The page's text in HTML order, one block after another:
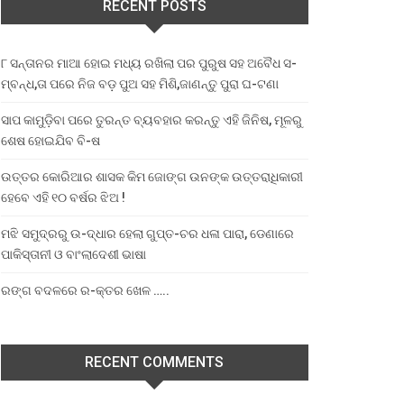
RECENT POSTS
୮ ସନ୍ତାନର ମାଆ ହୋଇ ମଧ୍ୟ ରଖିଲା ପର ପୁରୁଷ ସହ ଅବୈଧ ସ-
ମ୍ବନ୍ଧ,ତା ପରେ ନିଜ ବଡ଼ ପୁଅ ସହ ମିଶି,ଜାଣନ୍ତୁ ପୁରା ଘ-ଟଣା
ସାପ କାମୁଡ଼ିବା ପରେ ତୁରନ୍ତ ବ୍ୟବହାର କରନ୍ତୁ ଏହି ଜିନିଷ, ମୂଳରୁ
ଶେଷ ହୋଇଯିବ ବି-ଷ
ଉତ୍ତର କୋରିଆର ଶାସକ କିମ ଜୋଙ୍ଗ ଉନଙ୍କ ଉତ୍ତରାଧିକାରୀ
ହେବେ ଏହି ୧୦ ବର୍ଷର ଝିଅ !
ମଝି ସମୁଦ୍ରରୁ ଉ-ଦ୍ଧାର ହେଲା ଗୁପ୍ତ-ଚର ଧଳା ପାରା, ଡେଣାରେ
ପାକିସ୍ତାନୀ ଓ ବାଂଲାଦେଶୀ ଭାଷା
ରଙ୍ଗ ବଦଳରେ ର-କ୍ତର ଖେଳ …..
RECENT COMMENTS